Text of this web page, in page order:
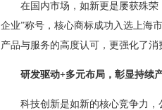
在国内市场，如新更是屡获殊
企业”称号，核心商标成功入选上海
产品与服务的高度认可，更强化了
研发驱动+多元布局，彰显持续
科技创新是如新的核心竞争力